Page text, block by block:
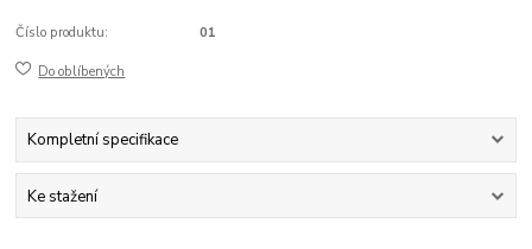
Číslo produktu: 01
Do oblíbených
Kompletní specifikace
Ke stažení